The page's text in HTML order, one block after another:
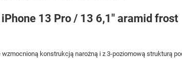
13 Pro / 13 6,1" aramid frost
konstrukcją narożną i z 3-poziomową strukturą